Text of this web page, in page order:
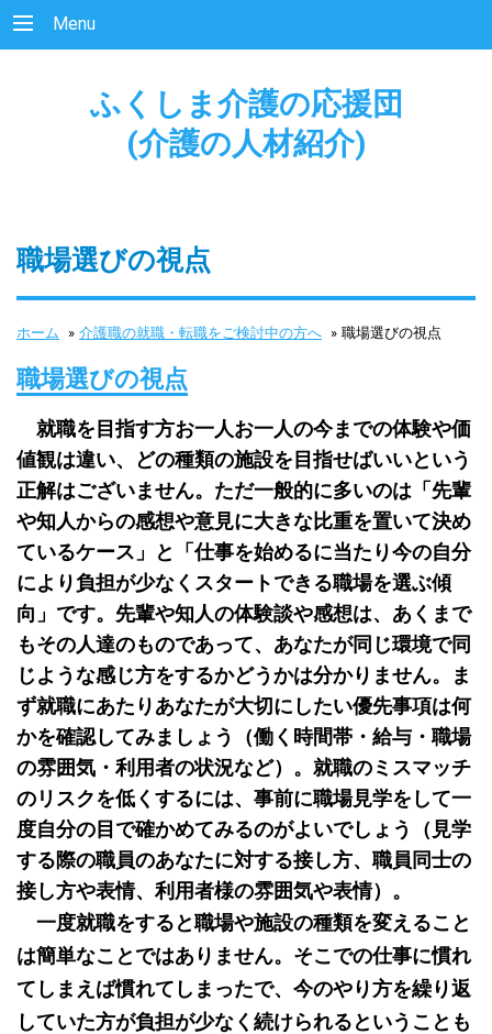
Menu
ふくしま介護の応援団
(介護の人材紹介)
職場選びの視点
ホーム » 介護職の就職・転職をご検討中の方へ » 職場選びの視点
職場選びの視点
就職を目指す方お一人お一人の今までの体験や価
値観は違い、どの種類の施設を目指せばいいという
正解はございません。ただ一般的に多いのは「先輩
や知人からの感想や意見に大きな比重を置いて決め
ているケース」と「仕事を始めるに当たり今の自分
により負担が少なくスタートできる職場を選ぶ傾
向」です。先輩や知人の体験談や感想は、あくまで
もその人達のものであって、あなたが同じ環境で同
じような感じ方をするかどうかは分かりません。ま
ず就職にあたりあなたが大切にしたい優先事項は何
かを確認してみましょう（働く時間帯・給与・職場
の雰囲気・利用者の状況など）。就職のミスマッチ
のリスクを低くするには、事前に職場見学をして一
度自分の目で確かめてみるのがよいでしょう（見学
する際の職員のあなたに対する接し方、職員同士の
接し方や表情、利用者様の雰囲気や表情）。
一度就職をすると職場や施設の種類を変えること
は簡単なことではありません。そこでの仕事に慣れ
てしまえば慣れてしまったで、今のやり方を繰り返
していた方が負担が少なく続けられるということも